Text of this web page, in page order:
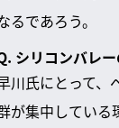
るであろう。
シリコンバレ
川氏にとって
が集中している